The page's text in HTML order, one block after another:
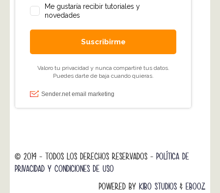
© 2014 - TODOS LOS DERECHOS RESERVADOS - POLÍTICA DE
PRIVACIDAD Y CONDICIONES DE USO
POWERED BY KIBO STUDIOS & EBOOZ